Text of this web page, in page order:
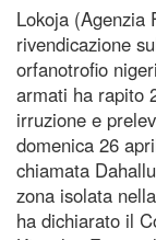
Lokoja (Agenzia
rivendicazione
orfanotrofio
armati ha rapito
irruzione e
domenica 26
chiamata
zona isolata
ha dichiarato il